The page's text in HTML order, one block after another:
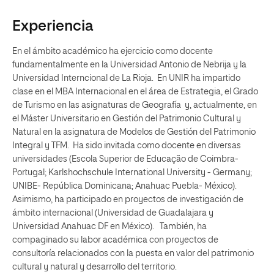
Experiencia
En el ámbito académico ha ejercicio como docente
fundamentalmente en la Universidad Antonio de Nebrija y la
Universidad Interncional de La Rioja. En UNIR ha impartido
clase en el MBA Internacional en el área de Estrategia, el Grado
de Turismo en las asignaturas de Geografía y, actualmente, en
el Máster Universitario en Gestión del Patrimonio Cultural y
Natural en la asignatura de Modelos de Gestión del Patrimonio
Integral y TFM. Ha sido invitada como docente en diversas
universidades (Escola Superior de Educação de Coimbra-
Portugal; Karlshochschule International University - Germany;
UNIBE- República Dominicana; Anahuac Puebla- México).
Asimismo, ha participado en proyectos de investigación de
ámbito internacional (Universidad de Guadalajara y
Universidad Anahuac DF en México). También, ha
compaginado su labor académica con proyectos de
consultoría relacionados con la puesta en valor del patrimonio
cultural y natural y desarrollo del territorio.